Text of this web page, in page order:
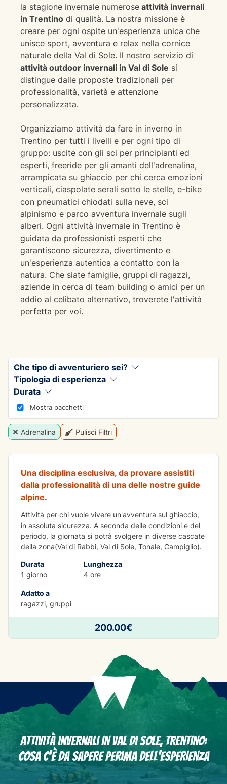
la stagione invernale numerose attività invernali
in Trentino di qualità. La nostra missione è
creare per ogni ospite un'esperienza unica che
unisce sport, avventura e relax nella cornice
naturale della Val di Sole. Il nostro servizio di
attività outdoor invernali in Val di Sole si
distingue dalle proposte tradizionali per
professionalità, varietà e attenzione
personalizzata.
Organizziamo attività da fare in inverno in
Trentino per tutti i livelli e per ogni tipo di
gruppo: uscite con gli sci per principianti ed
esperti, freeride per gli amanti dell'adrenalina,
arrampicata su ghiaccio per chi cerca emozioni
verticali, ciaspolate serali sotto le stelle, e-bike
con pneumatici chiodati sulla neve, sci
alpinismo e parco avventura invernale sugli
alberi. Ogni attività invernale in Trentino è
guidata da professionisti esperti che
garantiscono sicurezza, divertimento e
un'esperienza autentica a contatto con la
natura. Che siate famiglie, gruppi di ragazzi,
aziende in cerca di team building o amici per un
addio al celibato alternativo, troverete l'attività
perfetta per voi.
Che tipo di avventuriero sei?
Tipologia di esperienza
Durata
Mostra pacchetti
Adrenalina Pulisci Filtri
ADRENALINA
Arrampicata su ghiaccio
Una disciplina esclusiva, da provare assistiti
dalla professionalità di una delle nostre guide
alpine.
Attività per chi vuole vivere un'avventura sul ghiaccio,
in assoluta sicurezza. A seconda delle condizioni e del
periodo, la giornata si potrà svolgere in diverse cascate
della zona(Val di Rabbi, Val di Sole, Tonale, Campiglio).
Durata
1 giorno
Lunghezza
4 ore
Adatto a
ragazzi, gruppi
200.00€
Attività invernali in Val di Sole, Trentino:
Cosa c'è da sapere perima dell'esperienza